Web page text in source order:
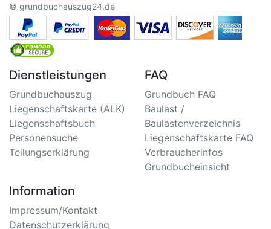
© grundbuchauszug24.de
Dienstleistungen
Grundbuchauszug
Liegenschaftskarte (ALK)
Liegenschaftsbuch
Personensuche
Teilungserklärung
FAQ
Grundbuch FAQ
Baulast /
Baulastenverzeichnis
Liegenschaftskarte FAQ
Verbraucherinfos
Grundbucheinsicht
Information
Impressum/Kontakt
Datenschutzerklärung